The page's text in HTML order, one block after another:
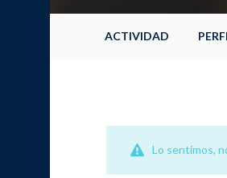
ACTIVIDAD
Lo sentimos,